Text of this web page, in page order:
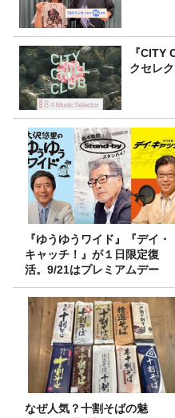
『CITY
クセレ
『ゆうゆうワイド』『デイ・
キャッチ！』が１日限定復
活。9/21はプレミアムデー
なぜ人気？十割そばの魅